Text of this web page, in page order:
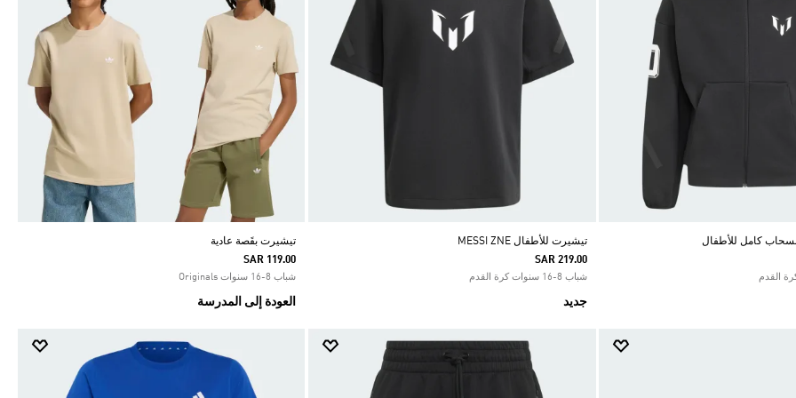
تيشيرت للأطفال MESSI ZNE
SAR 219.00
شباب 8-16 سنوات كرة القدم
جديد
تيشيرت بقَصة عادية
SAR 119.00
شباب 8-16 سنوات Originals
العودة إلى المدرسة